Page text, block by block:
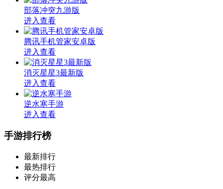
部落冲突九游版
进入查看
腾讯手机管家安卓版
进入查看
消灭星星3最新版
进入查看
逆水寒手游
进入查看
手游排行榜
最新排行
最热排行
评分最高